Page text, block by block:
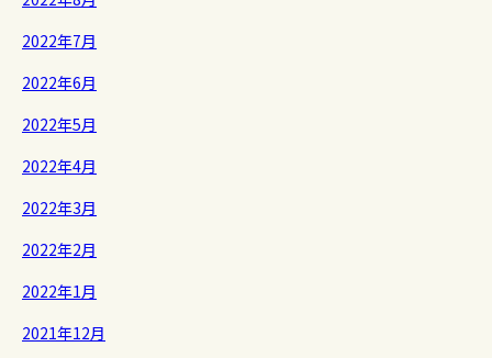
2022年7月
2022年6月
2022年5月
2022年4月
2022年3月
2022年2月
2022年1月
2021年12月